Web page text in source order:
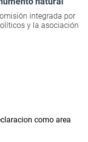
integrada por
y la asociación